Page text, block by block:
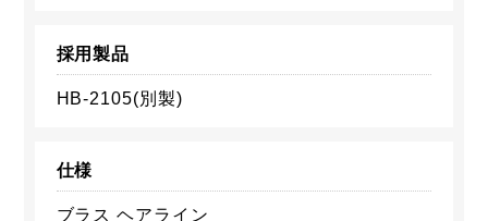
採用製品
HB-2105(別製)
仕様
ブラス ヘアライン